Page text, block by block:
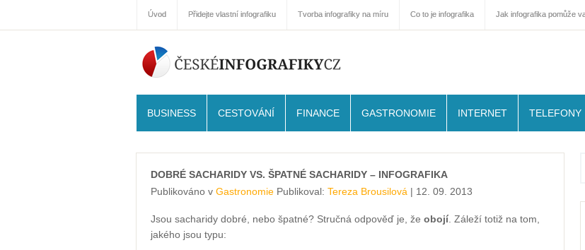
Úvod Přidejte vlastní infografiku Tvorba infografiky na míru Co to je infografika Jak infografika pomůže
BUSINESS CESTOVÁNÍ FINANCE GASTRONOMIE INTERNET TELEFONY
DOBRÉ SACHARIDY VS. ŠPATNÉ SACHARIDY – INFOGRAFIKA
Publikováno v Gastronomie Publikoval: Tereza Brousilová | 12. 09. 2013
Jsou sacharidy dobré, nebo špatné? Stručná odpověď je, že obojí . Záleží totiž na tom,
jakého jsou typu: